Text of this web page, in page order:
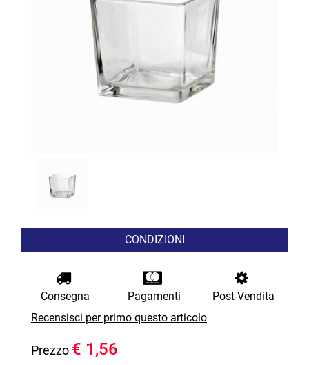
CONDIZIONI
Consegna Pagamenti
Post-Vendita
Recensisci per primo questo articolo
Prezzo € 1,56